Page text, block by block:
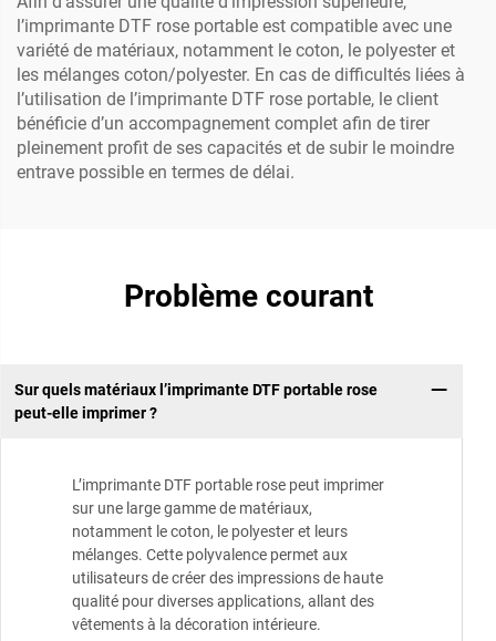
l’imprimante DTF rose portable est compatible avec une
variété de matériaux, notamment le coton, le polyester et
les mélanges coton/polyester. En cas de difficultés liées à
l’utilisation de l’imprimante DTF rose portable, le client
bénéficie d’un accompagnement complet afin de tirer
pleinement profit de ses capacités et de subir le moindre
entrave possible en termes de délai.
Problème courant
Sur quels matériaux l’imprimante DTF portable rose
peut-elle imprimer ?
L’imprimante DTF portable rose peut imprimer
sur une large gamme de matériaux,
notamment le coton, le polyester et leurs
mélanges. Cette polyvalence permet aux
utilisateurs de créer des impressions de haute
qualité pour diverses applications, allant des
vêtements à la décoration intérieure.